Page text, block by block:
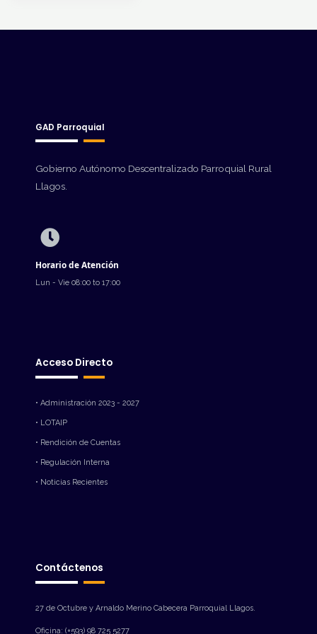
GAD Parroquial
Gobierno Autónomo Descentralizado Parroquial Rural
Llagos.
Horario de Atención
Lun - Vie 08:00 to 17:00
Acceso Directo
• Administración 2023 - 2027
• LOTAIP
• Rendición de Cuentas
• Regulación Interna
• Noticias Recientes
Contáctenos
27 de Octubre y Arnaldo Merino Cabecera Parroquial Llagos.
Oficina: (+593) 98 725 5277